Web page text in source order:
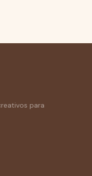
para